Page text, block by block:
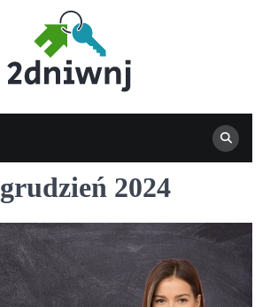
grudzień 2024